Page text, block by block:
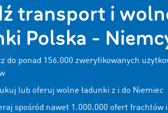
transport i
Polska -
do ponad 156.000 zweryfikowanych
lub oferuj wolne ładunki z i do Niemiec
spośród nawet 1 .000.000 ofert frachtów